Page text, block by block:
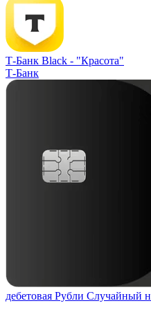
Т-Банк Black - "Красота"
Т-Банк
дебетовая Рубли Случайный